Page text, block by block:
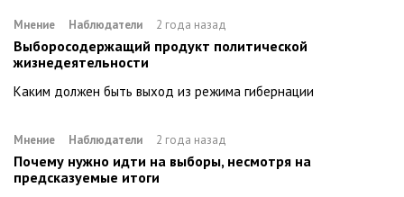
Мнение Наблюдатели 2 года назад
Выборосодержащий продукт политической
жизнедеятельности
Каким должен быть выход из режима гибернации
Мнение Наблюдатели 2 года назад
Почему нужно идти на выборы, несмотря на
предсказуемые итоги